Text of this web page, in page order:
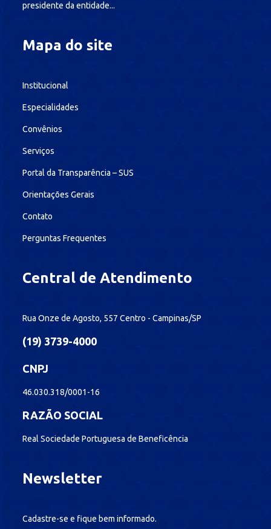
presidente da entidade...
Mapa do site
Institucional
Especialidades
Convênios
Serviços
Portal da Transparência – SUS
Orientações Gerais
Contato
Perguntas Frequentes
Central de Atendimento
Rua Onze de Agosto, 557 Centro - Campinas/SP
(19) 3739-4000
CNPJ
46.030.318/0001-16
RAZÃO SOCIAL
Real Sociedade Portuguesa de Beneficência
Newsletter
Cadastre-se e fique bem informado.